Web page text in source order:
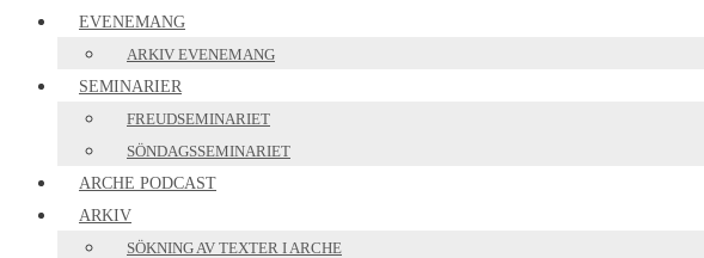
EVENEMANG
ARKIV EVENEMANG
SEMINARIER
FREUDSEMINARIET
SÖNDAGSSEMINARIET
ARCHE PODCAST
ARKIV
SÖKNING AV TEXTER I ARCHE